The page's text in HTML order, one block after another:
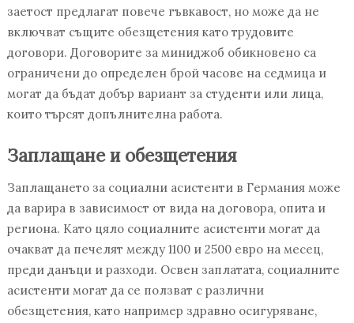
заетост предлагат повече гъвкавост, но може да не
включват същите обезщетения като трудовите
договори. Договорите за миниджоб обикновено са
ограничени до определен брой часове на седмица и
могат да бъдат добър вариант за студенти или лица,
които търсят допълнителна работа.
Заплащане и обезщетения
Заплащането за социални асистенти в Германия може
да варира в зависимост от вида на договора, опита и
региона. Като цяло социалните асистенти могат да
очакват да печелят между 1100 и 2500 евро на месец,
преди данъци и разходи. Освен заплатата, социалните
асистенти могат да се ползват с различни
обезщетения, като например здравно осигуряване,